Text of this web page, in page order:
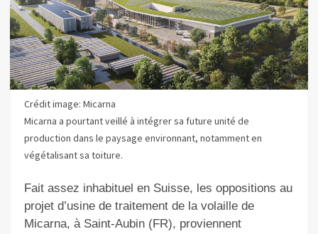
Crédit image: Micarna
Micarna a pourtant veillé à intégrer sa future unité de
production dans le paysage environnant, notamment en
végétalisant sa toiture.
Fait assez inhabituel en Suisse, les oppositions au
projet d’usine de traitement de la volaille de
Micarna, à Saint-Aubin (FR), proviennent